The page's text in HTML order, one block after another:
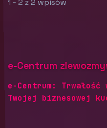
1 - 2 z 2 wpisów
e-Centrum
e-Centrum: Trwałość
Twojej biznesowej